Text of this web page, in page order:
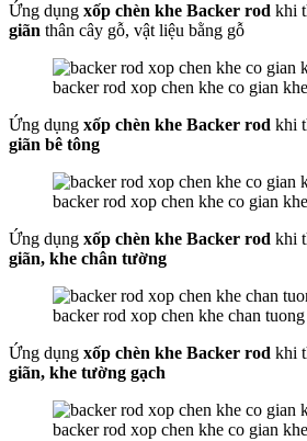
Ứng dụng xốp chèn khe Backer rod khi
giãn thân cây gỗ, vật liệu bằng gỗ
backer rod xop chen khe co gian
Ứng dụng xốp chèn khe Backer rod khi
giãn bê tông
backer rod xop chen khe co gian
Ứng dụng xốp chèn khe Backer rod khi
giãn, khe chân tường
backer rod xop chen khe chan tuong
Ứng dụng xốp chèn khe Backer rod khi
giãn, khe tường gạch
backer rod xop chen khe co gian